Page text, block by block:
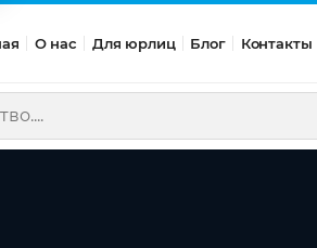
О нас Для юрлиц Блог Контакты